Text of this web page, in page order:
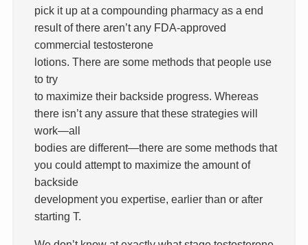
pick it up at a compounding pharmacy as a end
result of there aren’t any FDA-approved
commercial testosterone
lotions. There are some methods that people use
to try
to maximize their backside progress. Whereas
there isn’t any assure that these strategies will
work—all
bodies are different—there are some methods that
you could attempt to maximize the amount of
backside
development you expertise, earlier than or after
starting T.